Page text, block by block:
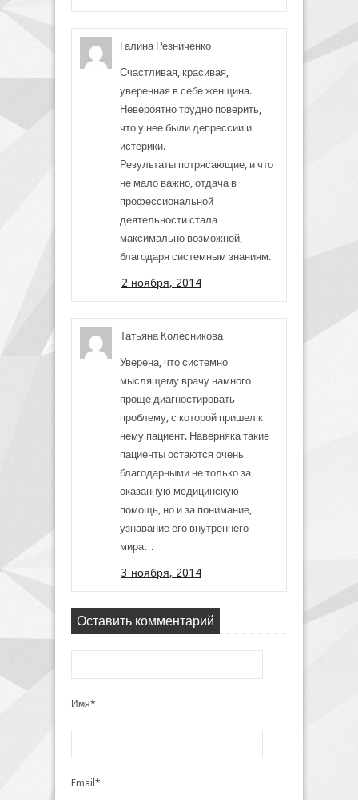
Галина Резниченко
Счастливая, красивая,
уверенная в себе женщина.
Невероятно трудно поверить,
что у нее были депрессии и
истерики.
Результаты потрясающие, и что
не мало важно, отдача в
профессиональной
деятельности стала
максимально возможной,
благодаря системным знаниям.
2 ноября, 2014
Татьяна Колесникова
Уверена, что системно
мыслящему врачу намного
проще диагностировать
проблему, с которой пришел к
нему пациент. Наверняка такие
пациенты остаются очень
благодарными не только за
оказанную медицинскую
помощь, но и за понимание,
узнавание его внутреннего
мира…
3 ноября, 2014
Оставить комментарий
Имя*
Email*